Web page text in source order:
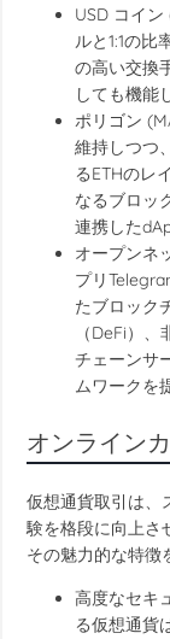
USD コイ
ルと1:1の
の高い交換
しても機能
ポリゴン
維持しつつ
るETHのレ
なるブロッ
連携した
オープンネ
プリ
たブロック
（DeFi）
チェーンサ
ムワークを
オンライン
仮想通貨取引は、
験を格段に向上さ
その魅力的な特徴
高度なセキ
る仮想通貨